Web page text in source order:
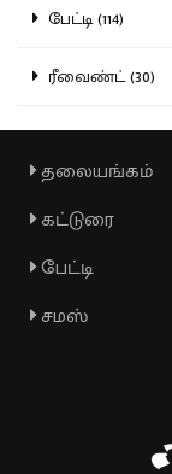
பேட்டி (114)
ரீவைண்ட் (30)
தலையங்கம்
கட்டுரை
பேட்டி
சமஸ்